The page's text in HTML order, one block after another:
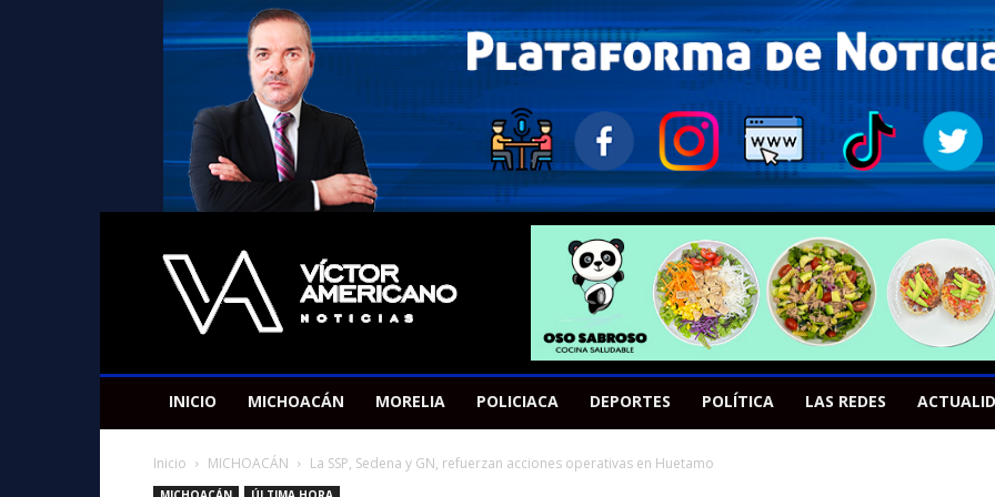
Americano
Victor
INICIO MICHOACÁN MORELIA POLICIACA DEPORTES POLÍTICA LAS REDES
Inicio MICHOACÁN La SSP, Sedena y GN, refuerzan acciones operativas en Huetamo